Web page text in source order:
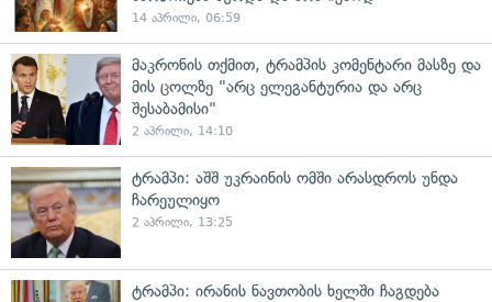
14 აპრილი, 06:59
მაკრონის თქმით, ტრამპის კომენტარი მასზე და
მის ცოლზე "არც ელეგანტურია და არც
შესაბამისი"
2 აპრილი, 14:10
ტრამპი: აშშ უკრაინის ომში არასდროს უნდა
ჩარეულიყო
2 აპრილი, 13:25
ტრამპი: ირანის ნავთობის ხელში ჩაგდება